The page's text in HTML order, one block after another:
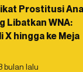
Prostitusi
Libatkan WNA:
X hingga ke Meja
bulan lalu